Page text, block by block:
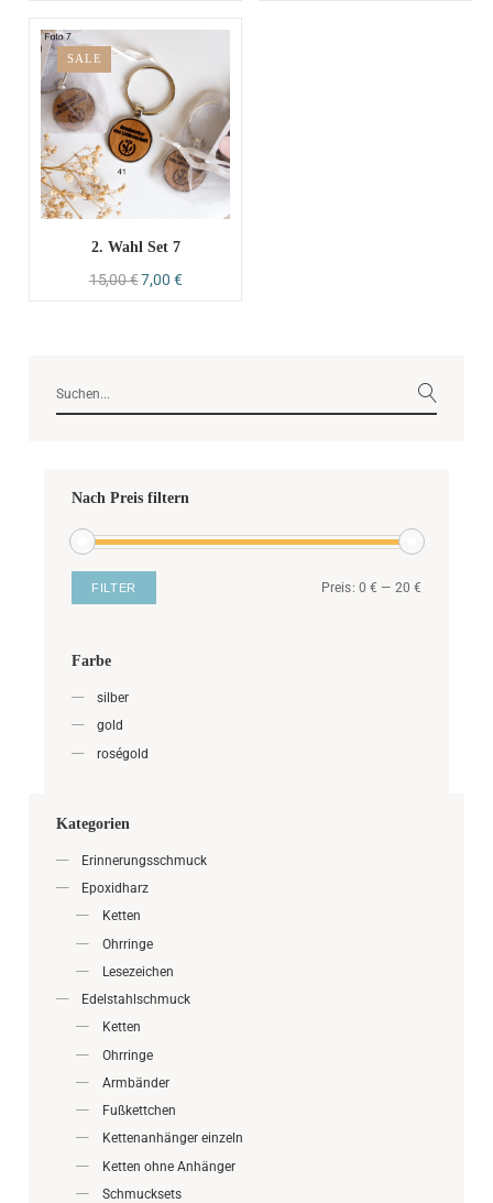
SALE
2. Wahl Set 7
15,00€7,00 €
Nach Preis filtern
FILTER Preis: 0 € — 20 €
Farbe
silber
gold
roségold
Kategorien
Erinnerungsschmuck
Epoxidharz
Ketten
Ohrringe
Lesezeichen
Edelstahlschmuck
Ketten
Ohrringe
Armbänder
Fußkettchen
Kettenanhänger einzeln
Ketten ohne Anhänger
Schmucksets